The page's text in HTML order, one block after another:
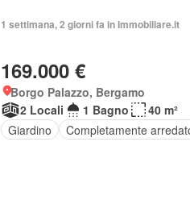
1 settimana, 2 giorni fa in Immobiliare.it
169.000 €
Borgo Palazzo, Bergamo
2 Locali
1 Bagno
40 m²
Giardino
Completamente